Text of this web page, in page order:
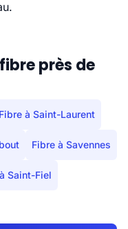
près de
Fibre à Saint-Laurent
Fibre à Savennes
Saint-Fiel